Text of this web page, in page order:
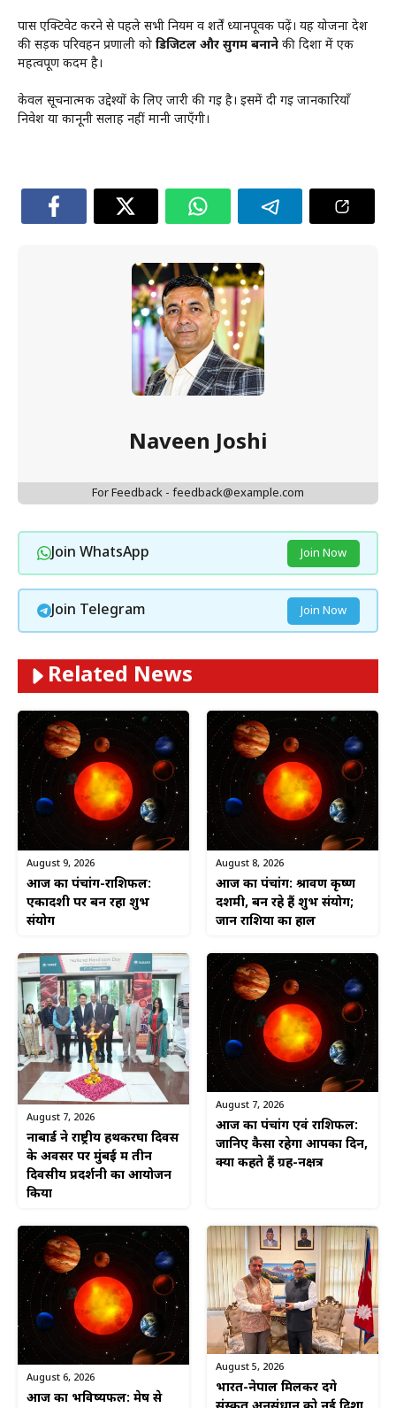
पास एक्टिवेट करने से पहले सभी नियम व शर्तें ध्यानपूर्वक पढ़ें। यह योजना देश
की सड़क परिवहन प्रणाली को डिजिटल और सुगम बनाने की दिशा में एक
महत्वपूर्ण कदम है।
केवल सूचनात्मक उद्देश्यों के लिए जारी की गई है। इसमें दी गई जानकारियाँ
निवेश या कानूनी सलाह नहीं मानी जाएँगी।
Naveen Joshi
For Feedback - feedback@example.com
Join WhatsApp Join Now
Join Telegram Join Now
Related News
August 9, 2026
आज का पंचांग-राशिफल:
एकादशी पर बन रहा शुभ
संयोग
August 8, 2026
आज का पंचांग: श्रावण कृष्ण
दशमी, बन रहे हैं शुभ संयोग;
जानें राशियों का हाल
August 7, 2026
नाबार्ड ने राष्ट्रीय हथकरघा दिवस
के अवसर पर मुंबई में तीन
दिवसीय प्रदर्शनी का आयोजन
किया
August 7, 2026
आज का पंचांग एवं राशिफल:
जानिए कैसा रहेगा आपका दिन,
क्या कहते हैं ग्रह-नक्षत्र
August 6, 2026
आज का भविष्यफल: मेष से
August 5, 2026
भारत-नेपाल मिलकर देंगे